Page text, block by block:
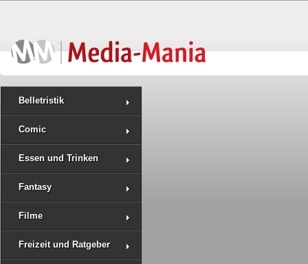
Belletristik
Comic
Essen und Trinken
Fantasy
Filme
Freizeit und Ratgeber